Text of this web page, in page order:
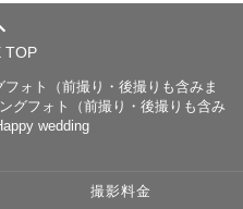
TOP
フォト（前撮り・後撮りも含みま
グフォト（前撮り・後撮りも含み
wedding
撮影料金